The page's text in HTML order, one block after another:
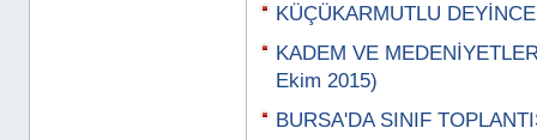
KÜÇÜKARMUTLU
KADEM VE
Ekim 2015)
BURSA'DA SINIF